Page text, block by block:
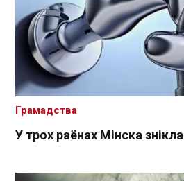
У трох раёнах Мінска
Грамадства